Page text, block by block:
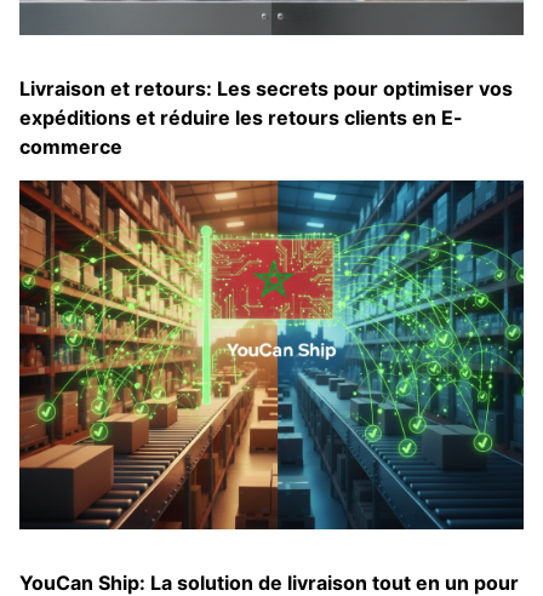
Livraison et retours: Les secrets pour optimiser vos
expéditions et réduire les retours clients en E-
commerce
YouCan Ship: La solution de livraison tout en un pour